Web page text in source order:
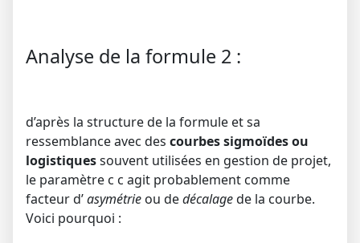
Analyse de la formule 2 :
d’après la structure de la formule et sa
ressemblance avec des courbes sigmoïdes ou
logistiquessouvent utilisées en gestion de projet,
le paramètre c c agit probablement comme
facteur d’asymétrie ou dedécalagede la courbe.
Voici pourquoi :